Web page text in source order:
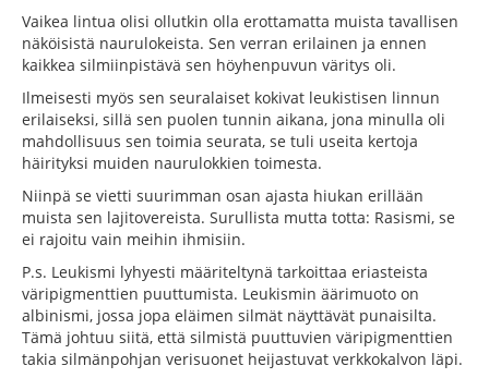
Vaikea lintua olisi ollutkin olla erottamatta muista tavallisen
näköisistä naurulokeista. Sen verran erilainen ja ennen
kaikkea silmiinpistävä sen höyhenpuvun väritys oli.
Ilmeisesti myös sen seuralaiset kokivat leukistisen linnun
erilaiseksi, sillä sen puolen tunnin aikana, jona minulla oli
mahdollisuus sen toimia seurata, se tuli useita kertoja
häirityksi muiden naurulokkien toimesta.
Niinpä se vietti suurimman osan ajasta hiukan erillään
muista sen lajitovereista. Surullista mutta totta: Rasismi, se
ei rajoitu vain meihin ihmisiin.
P.s. Leukismi lyhyesti määriteltynä tarkoittaa eriasteista
väripigmenttien puuttumista. Leukismin äärimuoto on
albinismi, jossa jopa eläimen silmät näyttävät punaisilta.
Tämä johtuu siitä, että silmistä puuttuvien väripigmenttien
takia silmänpohjan verisuonet heijastuvat verkkokalvon läpi.